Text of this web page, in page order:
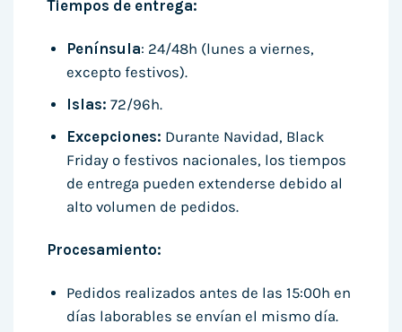
Tiempos de entrega:
Península: 24/48h (lunes a viernes,
excepto festivos).
Islas: 72/96h.
Excepciones: Durante Navidad, Black
Friday o festivos nacionales, los tiempos
de entrega pueden extenderse debido al
alto volumen de pedidos.
Procesamiento:
Pedidos realizados antes de las 15:00h en
días laborables se envían el mismo día.